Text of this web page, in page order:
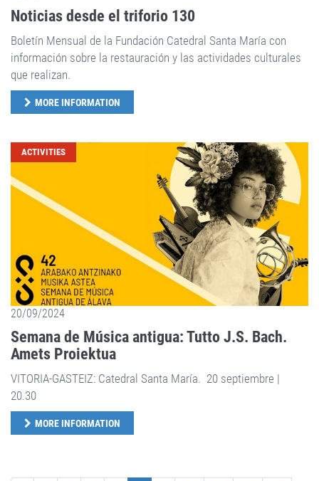
Noticias desde el triforio 130
Boletín Mensual de la Fundación Catedral Santa María con
información sobre la restauración y las actividades culturales
que realizan.
MORE INFORMATION
ACTIVITIES
20/09/2024
Semana de Música antigua: Tutto J.S. Bach.
Amets Proiektua
VITORIA-GASTEIZ: Catedral Santa María. 20 septiembre |
20.30
MORE INFORMATION